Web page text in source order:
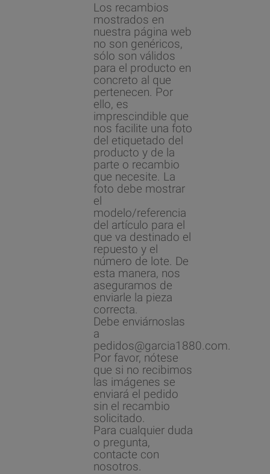
Los recambios
mostrados en
nuestra página web
no son genéricos,
sólo son válidos
para el producto en
concreto al que
pertenecen. Por
ello, es
imprescindible que
nos facilite una foto
del etiquetado del
producto y de la
parte o recambio
que necesite. La
foto debe mostrar
el
modelo/referencia
del artículo para el
que va destinado el
repuesto y el
número de lote. De
esta manera, nos
aseguramos de
enviarle la pieza
correcta.
Debe enviárnoslas
a
pedidos@garcia1880.com.
Por favor, nótese
que si no recibimos
las imágenes se
enviará el pedido
sin el recambio
solicitado.
Para cualquier duda
o pregunta,
contacte con
nosotros.